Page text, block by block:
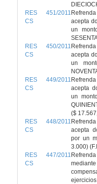
RES 451/2011
CS
acepta
un
RES 450/2011
CS
acepta
un
RES 449/2011
CS
acepta
un
($
RES 448/2011
CS
acepta
por un
3.000)
RES 447/2011
CS